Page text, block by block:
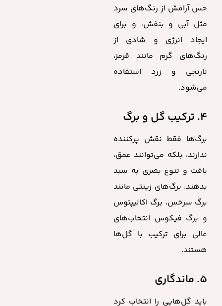
حس آرامش از رنگ‌های سرد
مثل آبی و بنفش، و برای
ایجاد انرژی و شادی از
رنگ‌های گرم مانند قرمز،
نارنجی و زرد استفاده
می‌شود.
۴. ترکیب گل و برگ
برگ‌ها فقط نقش پرکننده
ندارند، بلکه می‌توانند عمق،
بافت و تنوع بصری به سبد
بدهند. برگ‌های زینتی مانند
برگ سرخس، برگ اکالیپتوس
و برگ فیکوس انتخاب‌های
عالی برای ترکیب با گل‌ها
هستند.
۵. ماندگاری
باید گل‌هایی را انتخاب کرد